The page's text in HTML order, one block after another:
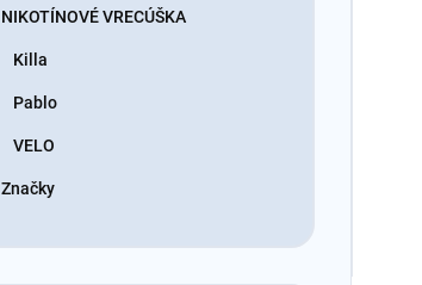
NIKOTÍNOVÉ VRECÚŠKA
Killa
Pablo
VELO
Značky